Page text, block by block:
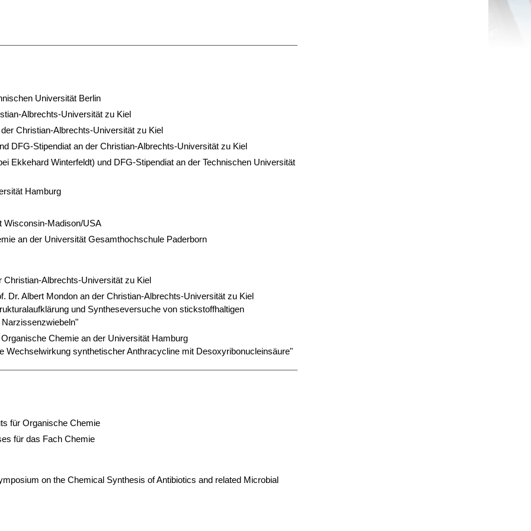
Universität Berlin
Albrechts-Universität zu Kiel
Christian-Albrechts-Universität zu Kiel
DFG-Stipendiat an der Christian-Albrechts-Universität zu Kiel
Ekkehard Winterfeldt) und DFG-Stipendiat an der Technischen Universität
Hamburg
Wisconsin-Madison/USA
an der Universität Gesamthochschule Paderborn
Christian-Albrechts-Universität zu Kiel
Dr. Albert Mondon an der Christian-Albrechts-Universität zu Kiel
und Syntheseversuche von stickstoffhaltigen
Chemie an der Universität Hamburg
Wechselwirkung synthetischer Anthracycline mit Desoxyribonucleinsäure"
für Organische Chemie
für das Fach Chemie
on the Chemical Synthesis of Antibiotics and related Microbial